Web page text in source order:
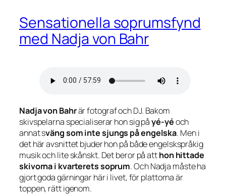
Sensationella soprumsfynd
med Nadja von Bahr
Nadja von Bahrär fotograf och DJ. Bakom
skivspelarna specialiserar hon sig påyé-yéoch
annat sväng somintesjungs på engelska. Men i
det här avsnittet bjuder hon på både engelskspråkig
musik och lite skånskt. Det beror på atthon hittade
skivorna i kvarterets soprum. Och Nadja måste ha
gjort goda gärningar här i livet, för plattorna är
toppen, rätt igenom.